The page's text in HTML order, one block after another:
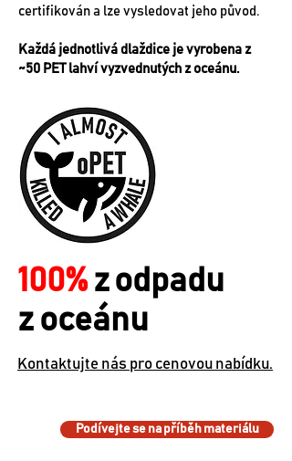
certifikován a lze vysledovat jeho původ.
Každá jednotlivá dlaždice je vyrobena z
~50 PET lahví vyzvednutých z oceánu.
100%zodpadu
z oceánu
Kontaktujte nás pro cenovou nabídku.
Podívejte se na příběh materiálu